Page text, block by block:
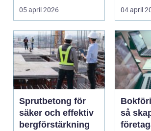
05 april 2026
fr...
04 april
Sprutbetong för
säker och effektiv
bergförstärkning
så